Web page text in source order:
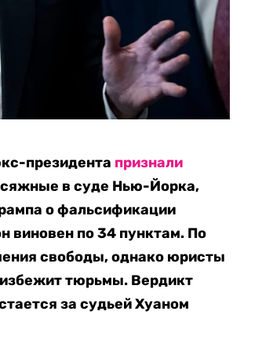
президента признали
в суде Нью-Йорка,
о фальсификации
виновен по 34 пунктам. По
свободы, однако юристы
тюрьмы. Вердикт
за судьей Хуаном